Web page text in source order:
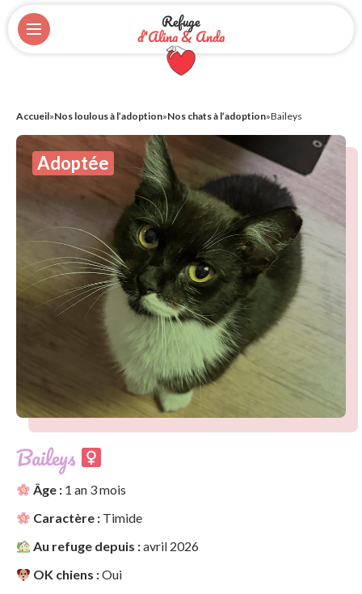
Refuge
d'Alina & Anda
Accueil»Nos loulous à l’adoption»Nos chats à l’adoption»Baileys
Adoptée
Baileys
Âge : 1 an 3 mois
Caractère : Timide
Au refuge depuis :avril 2026
OK chiens :Oui